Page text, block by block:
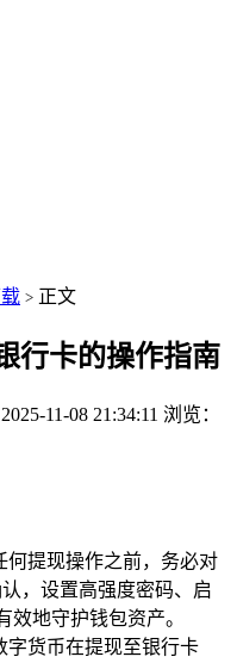
> 正文
行卡的操作指南
2025-11-08 21:34:11 浏览：
何提现操作之前，务必对
，设置高强度密码、启
效地守护钱包资产。
字货币在提现至银行卡